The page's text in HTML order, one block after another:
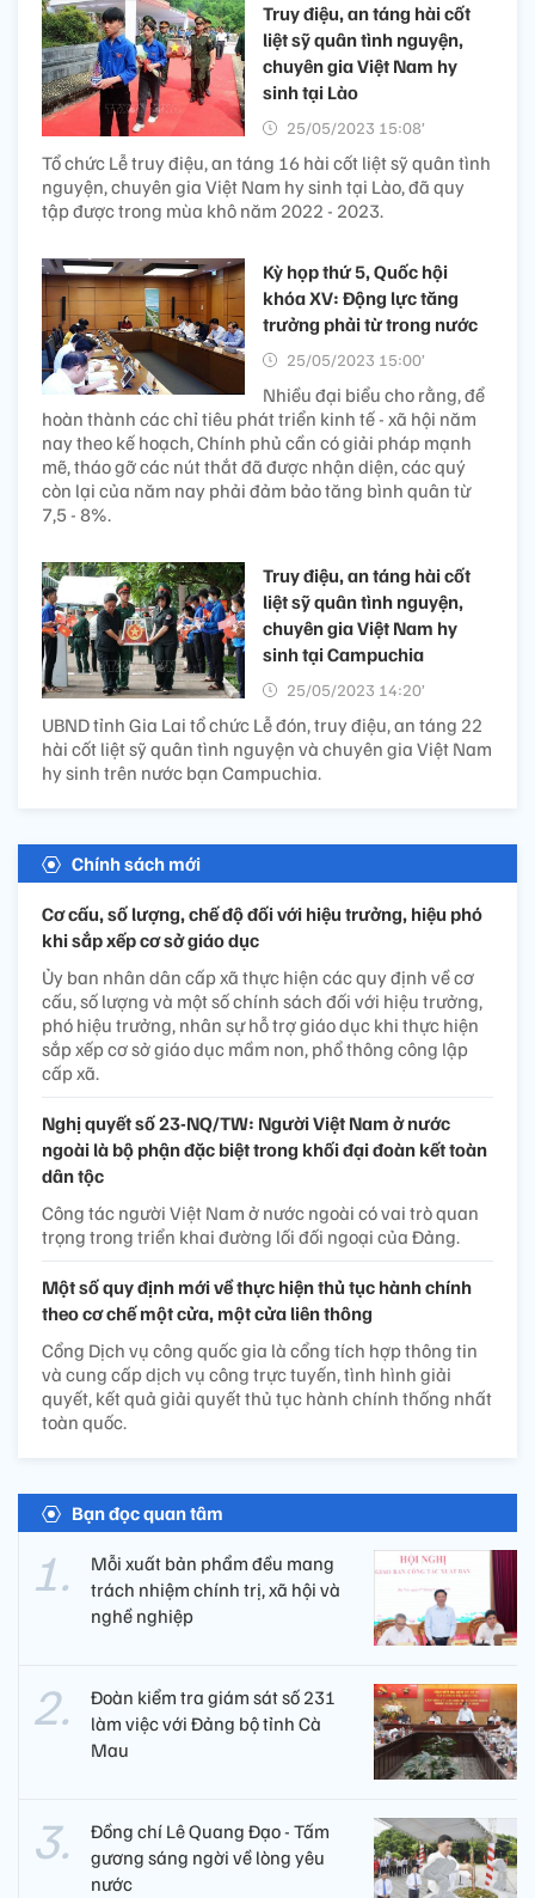
Truy điệu, an táng hài cốt
liệt sỹ quân tình nguyện,
chuyên gia Việt Nam hy
sinh tại Lào
25/05/2023 15:08’
Tổ chức Lễ truy điệu, an táng 16 hài cốt liệt sỹ quân tình
nguyện, chuyên gia Việt Nam hy sinh tại Lào, đã quy
tập được trong mùa khô năm 2022 - 2023.
Kỳ họp thứ 5, Quốc hội
khóa XV: Động lực tăng
trưởng phải từ trong nước
25/05/2023 15:00’
Nhiều đại biểu cho rằng, để
hoàn thành các chỉ tiêu phát triển kinh tế - xã hội năm
nay theo kế hoạch, Chính phủ cần có giải pháp mạnh
mẽ, tháo gỡ các nút thắt đã được nhận diện, các quý
còn lại của năm nay phải đảm bảo tăng bình quân từ
7,5 - 8%.
Truy điệu, an táng hài cốt
liệt sỹ quân tình nguyện,
chuyên gia Việt Nam hy
sinh tại Campuchia
25/05/2023 14:20’
UBND tỉnh Gia Lai tổ chức Lễ đón, truy điệu, an táng 22
hài cốt liệt sỹ quân tình nguyện và chuyên gia Việt Nam
hy sinh trên nước bạn Campuchia.
Chính sách mới
Cơ cấu, số lượng, chế độ đối với hiệu trưởng, hiệu phó
khi sắp xếp cơ sở giáo dục
Ủy ban nhân dân cấp xã thực hiện các quy định về cơ
cấu, số lượng và một số chính sách đối với hiệu trưởng,
phó hiệu trưởng, nhân sự hỗ trợ giáo dục khi thực hiện
sắp xếp cơ sở giáo dục mầm non, phổ thông công lập
cấp xã.
Nghị quyết số 23-NQ/TW: Người Việt Nam ở nước
ngoài là bộ phận đặc biệt trong khối đại đoàn kết toàn
dân tộc
Công tác người Việt Nam ở nước ngoài có vai trò quan
trọng trong triển khai đường lối đối ngoại của Đảng.
Một số quy định mới về thực hiện thủ tục hành chính
theo cơ chế một cửa, một cửa liên thông
Cổng Dịch vụ công quốc gia là cổng tích hợp thông tin
và cung cấp dịch vụ công trực tuyến, tình hình giải
quyết, kết quả giải quyết thủ tục hành chính thống nhất
toàn quốc.
Bạn đọc quan tâm
Mỗi xuất bản phẩm đều mang
trách nhiệm chính trị, xã hội và
nghề nghiệp
Đoàn kiểm tra giám sát số 231
làm việc với Đảng bộ tỉnh Cà
Mau
Đồng chí Lê Quang Đạo - Tấm
gương sáng ngời về lòng yêu
nước